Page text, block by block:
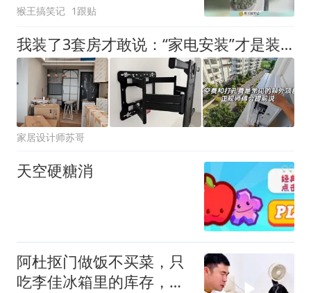
猴王搞笑记 1跟贴
我装了3套房才敢说：“家电安装”才是装修最大的坑，没有之一
家居设计师苏哥
天空硬糖消
阿杜抠门做饭不买菜，只
吃李佳冰箱里的库存，吃